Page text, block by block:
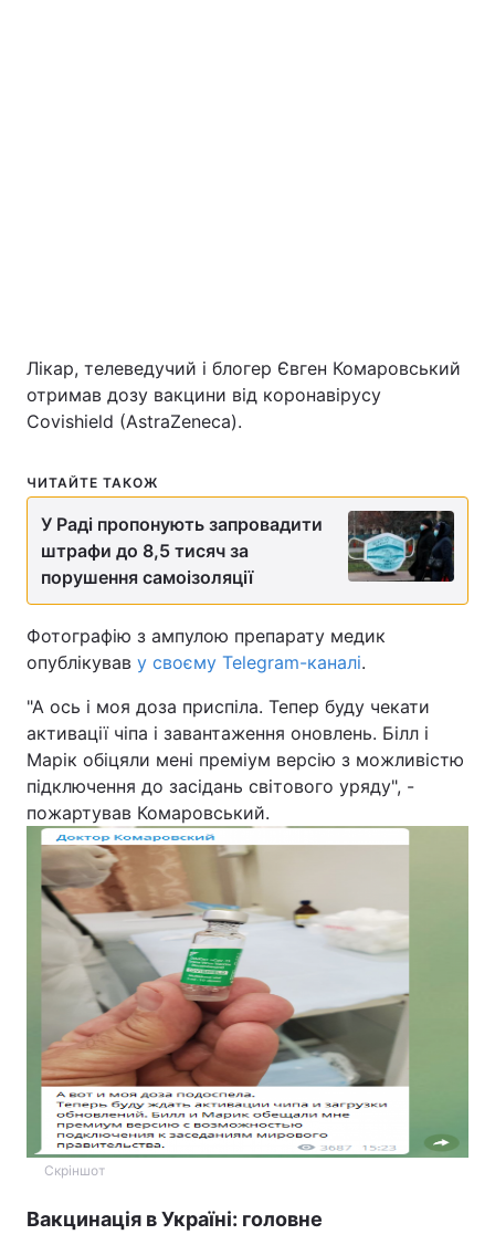
Харків
Одеса
Спорт
Техно і зв'язок
Зброя Інциденти
Здоров'я Туризм
Цікавинки Погода
Відео з Youtube Статті
Інтерв'ю Думки
Архів
Контакти
ПОСЛУГИ
Реклама на сайті
Моніторинг Пресцентр
Лікар, телеведучий і блогер Євген Комаровський
отримав дозу вакцини від коронавірусу
Covishield (AstraZeneca).
ЧИТАЙТЕ ТАКОЖ
У Раді пропонують запровадити
штрафи до 8,5 тисяч за
порушення самоізоляції
Фотографію з ампулою препарату медик
опублікував у своєму Telegram-каналі.
"А ось і моя доза приспіла. Тепер буду чекати
активації чіпа і завантаження оновлень. Білл і
Марік обіцяли мені преміум версію з можливістю
підключення до засідань світового уряду", -
пожартував Комаровський.
Скріншот
Вакцинація в Україні: головне